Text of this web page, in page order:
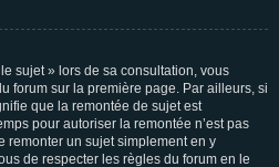
sujet » lors de sa consultation, vous
forum sur la première page. Par ailleurs, si
que la remontée de sujet est
pour autoriser la remontée n’est pas
remonter un sujet simplement en y
de respecter les règles du forum en le